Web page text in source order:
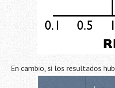
En cambio, si los resultados